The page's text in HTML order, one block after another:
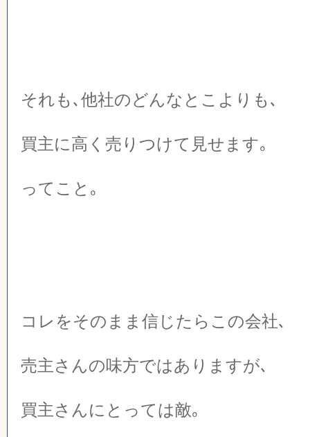
それも､他社のどんなとこよりも､
買主に高く売りつけて見せます｡
ってこと｡
コレをそのまま信じたらこの会社､
売主さんの味方ではありますが､
買主さんにとっては敵｡